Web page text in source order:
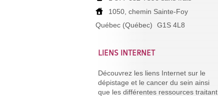
1050, chemin Sainte-Foy
Québec (Québec)
G1S 4L8
LIENS INTERNET
Découvrez les liens Internet sur le
dépistage et le cancer du sein ainsi
que les différentes ressources traitant